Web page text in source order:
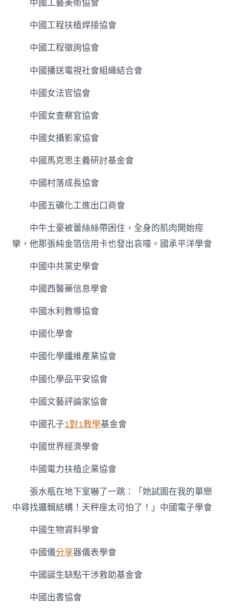
中國工藝美術協會
中國工程扶植焊接協會
中國工程徵詢協會
中國播送電視社會組織結合會
中國女法官協會
中國女查察官協會
中國女攝影家協會
中國馬克思主義研討基金會
中國村落成長協會
中國五礦化工進出口商會
中牛土豪被蕾絲絲帶困住，全身的肌肉開始痙
攣，他那張純金箔信用卡也發出哀嚎。國承平洋學會
中國中共黨史學會
中國西醫藥信息學會
中國水利教導協會
中國化學會
中國化學纖維產業協會
中國化學品平安協會
中國文藝評論家協會
中國孔子1對1教學基金會
中國世界經濟學會
中國電力扶植企業協會
張水瓶在地下室嚇了一跳：「她試圖在我的單戀
中尋找邏輯結構！天秤座太可怕了！」中國電子學會
中國生物資料學會
中國儀分享器儀表學會
中國誕生缺點干涉救助基金會
中國出書協會